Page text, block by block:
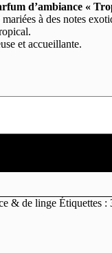
d’ambiance «
à des notes
et accueillante.
& de linge Étiquettes :